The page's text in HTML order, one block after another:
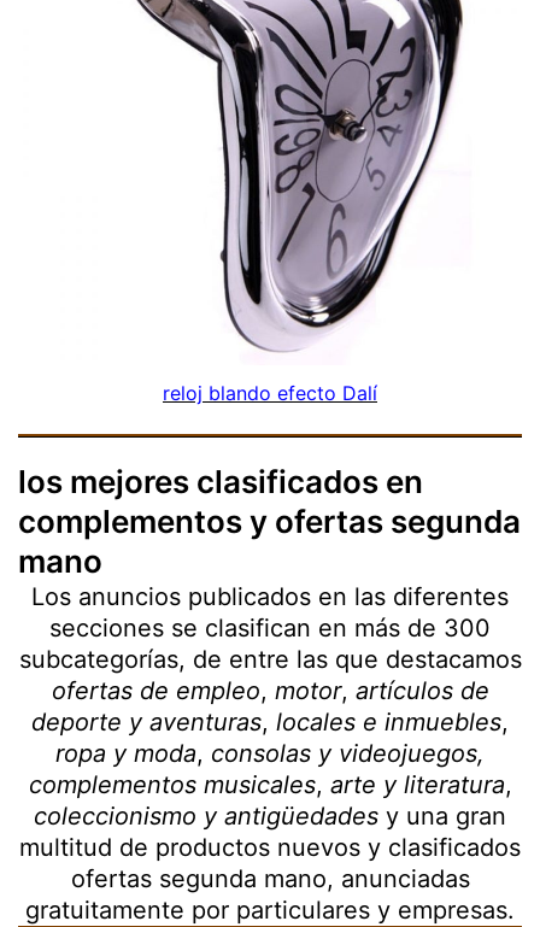
reloj blando efecto Dalí
los mejores clasificados en
complementos y ofertas segunda
mano
Los anuncios publicados en las diferentes
secciones se clasifican en más de 300
subcategorías, de entre las que destacamos
ofertas de empleo, motor, artículos de
deporte y aventuras, locales e inmuebles,
ropa y moda, consolas y videojuegos,
complementos musicales, arte y literatura,
coleccionismo y antigüedades y una gran
multitud de productos nuevos y clasificados
ofertas segunda mano, anunciadas
gratuitamente por particulares y empresas.